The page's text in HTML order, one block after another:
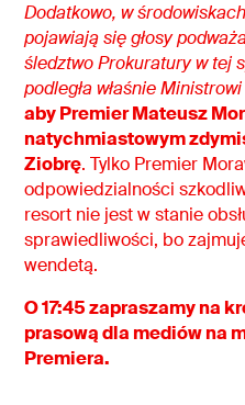
Dodatkowo, w
pojawiają się głosy
śledztwo Prokuratury w tej
podległa właśnie
aby Premier Mateusz
natychmiastowym
Ziobrę. Tylko Premier
odpowiedzialności
resort nie jest w stanie
sprawiedliwości, bo
wendetą.
O 17:45 zapraszamy na
prasową dla mediów na
Premiera.